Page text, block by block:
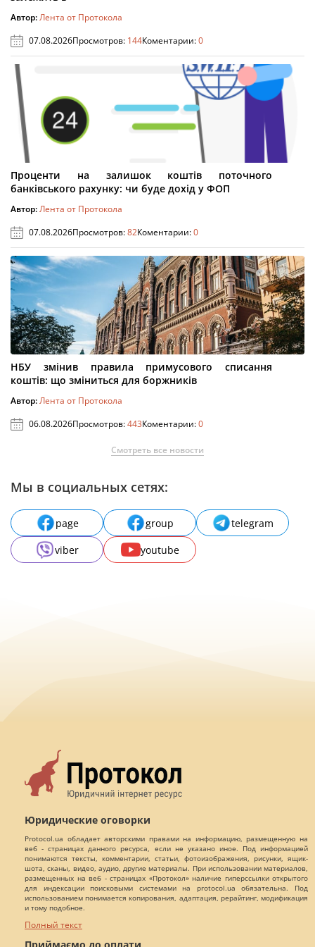
Автор:Лента от Протокола
07.08.2026Просмотров: 144Коментарии:0
Проценти на залишок коштів поточного
банківського рахунку: чи буде дохід у ФОП
Автор:Лента от Протокола
07.08.2026Просмотров:82Коментарии:0
НБУ змінив правила примусового списання
коштів: що зміниться для боржників
Автор:Лента от Протокола
06.08.2026Просмотров:443Коментарии:0
Смотреть все новости
Мы в социальных сетях:
page group
telegram
viber
youtube
Юридические оговорки
Protocol.ua обладает авторскими правами на информацию, размещенную на
веб - страницах данного ресурса, если не указано иное. Под информацией
понимаются тексты, комментарии, статьи, фотоизображения, рисунки, ящик-
шота, сканы, видео, аудио, другие материалы. При использовании материалов,
размещенных на веб - страницах «Протокол» наличие гиперссылки открытого
для индексации поисковыми системами на protocol.ua обязательна. Под
использованием понимается копирования, адаптация, рерайтинг, модификация
и тому подобное.
Полный текст